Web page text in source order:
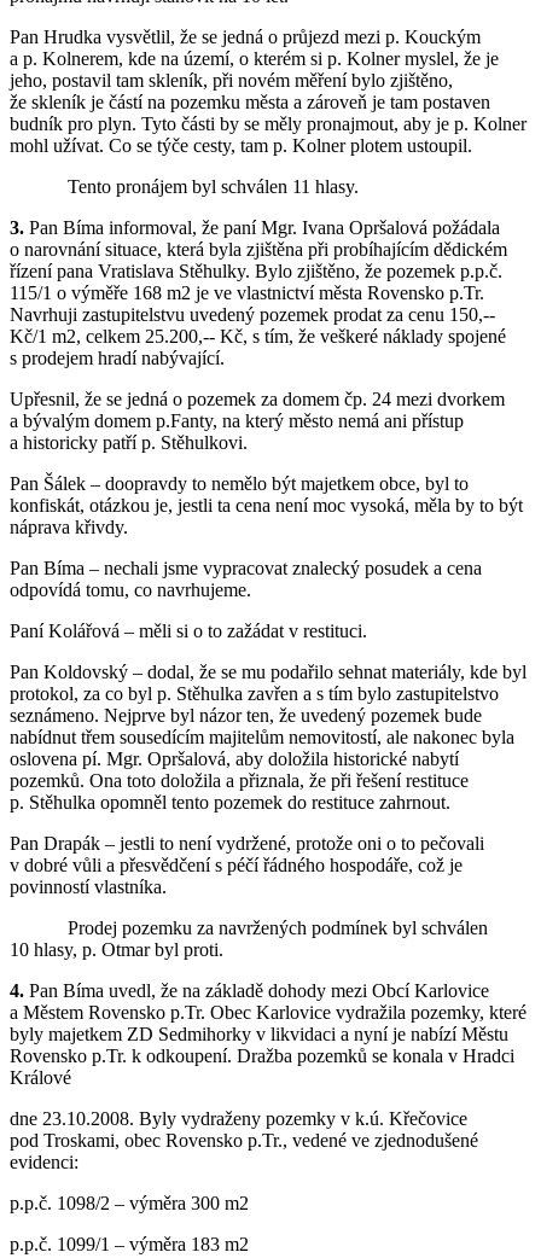
Pan Hrudka vysvětlil, že se jedná o průjezd mezi p. Kouckým
a p. Kolnerem, kde na území, o kterém si p. Kolner myslel, že je
jeho, postavil tam skleník, při novém měření bylo zjištěno,
že skleník je částí na pozemku města a zároveň je tam postaven
budník pro plyn. Tyto části by se měly pronajmout, aby je p. Kolner
mohl užívat. Co se týče cesty, tam p. Kolner plotem ustoupil.
Tento pronájem byl schválen 11 hlasy.
3. Pan Bíma informoval, že paní Mgr. Ivana Opršalová požádala
o narovnání situace, která byla zjištěna při probíhajícím dědickém
řízení pana Vratislava Stěhulky. Bylo zjištěno, že pozemek p.p.č.
115/1 o výměře 168 m2 je ve vlastnictví města Rovensko p.Tr.
Navrhuji zastupitelstvu uvedený pozemek prodat za cenu 150,--
Kč/1 m2, celkem 25.200,-- Kč, s tím, že veškeré náklady spojené
s prodejem hradí nabývající.
Upřesnil, že se jedná o pozemek za domem čp. 24 mezi dvorkem
a bývalým domem p.Fanty, na který město nemá ani přístup
a historicky patří p. Stěhulkovi.
Pan Šálek – doopravdy to nemělo být majetkem obce, byl to
konfiskát, otázkou je, jestli ta cena není moc vysoká, měla by to být
náprava křivdy.
Pan Bíma – nechali jsme vypracovat znalecký posudek a cena
odpovídá tomu, co navrhujeme.
Paní Kolářová – měli si o to zažádat v restituci.
Pan Koldovský – dodal, že se mu podařilo sehnat materiály, kde byl
protokol, za co byl p. Stěhulka zavřen a s tím bylo zastupitelstvo
seznámeno. Nejprve byl názor ten, že uvedený pozemek bude
nabídnut třem sousedícím majitelům nemovitostí, ale nakonec byla
oslovena pí. Mgr. Opršalová, aby doložila historické nabytí
pozemků. Ona toto doložila a přiznala, že při řešení restituce
p. Stěhulka opomněl tento pozemek do restituce zahrnout.
Pan Drapák – jestli to není vydržené, protože oni o to pečovali
v dobré vůli a přesvědčení s péčí řádného hospodáře, což je
povinností vlastníka.
Prodej pozemku za navržených podmínek byl schválen
10 hlasy, p. Otmar byl proti.
4. Pan Bíma uvedl, že na základě dohody mezi Obcí Karlovice
a Městem Rovensko p.Tr. Obec Karlovice vydražila pozemky, které
byly majetkem ZD Sedmihorky v likvidaci a nyní je nabízí Městu
Rovensko p.Tr. k odkoupení. Dražba pozemků se konala v Hradci
Králové
dne 23.10.2008. Byly vydraženy pozemky v k.ú. Křečovice
pod Troskami, obec Rovensko p.Tr., vedené ve zjednodušené
evidenci:
p.p.č. 1098/2 – výměra 300 m2
p.p.č. 1099/1 – výměra 183 m2